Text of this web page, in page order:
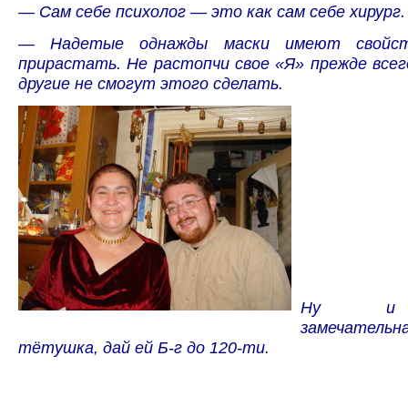
— Сам себе психолог — это как сам себе хирург.
— Надетые однажды маски имеют
прирастать. Не растопчи свое «Я» прежде
другие не смогут этого сделать.
Ну и
тётушка, дай ей Б-г до 120-ти.